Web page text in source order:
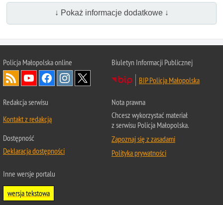
↓ Pokaż informacje dodatkowe ↓
Policja Małopolska online
Biuletyn Informacji Publicznej
BIP Policja Małopolska
Redakcja serwisu
Kontakt z redakcją
Dostępność
Deklaracja dostępności
Nota prawna
Chcesz wykorzystać materiał
z serwisu Policja Małopolska.
Zapoznaj się z zasadami
Polityka prywatności
Inne wersje portalu
wersja tekstowa